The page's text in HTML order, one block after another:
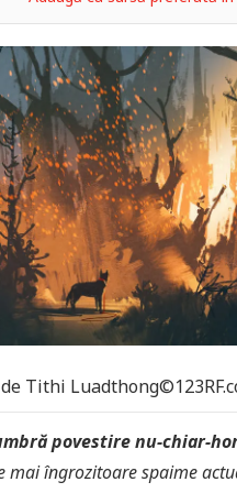
Tithi
povestire nu-chiar-
mai îngrozitoare spaime